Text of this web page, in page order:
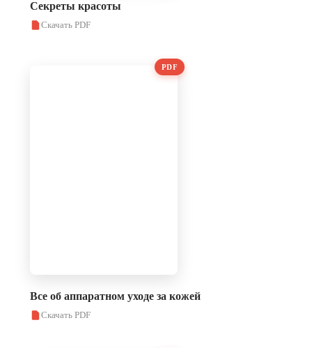
Секреты красоты
Скачать PDF
PDF
Все об аппаратном уходе за кожей
Скачать PDF